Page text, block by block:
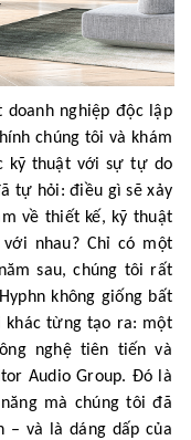
nghiệp độc lập
chúng tôi và khám
kỹ thuật với sự tự do
tự hỏi: điều gì sẽ xảy
về thiết kế, kỹ thuật
nhau? Chỉ có một
sau, chúng tôi rất
không giống bất
khác từng tạo ra: một
nghệ tiên tiến và
Audio Group. Đó là
mà chúng tôi đã
– và là dáng dấp của